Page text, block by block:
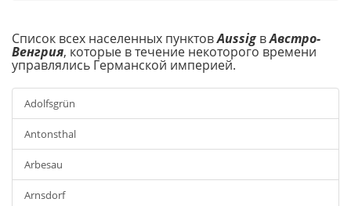
Список всех населенных пунктовAussigвАвстро-
Венгрия, которые в течение некоторого времени
управлялись Германской империей.
Adolfsgrün
Antonsthal
Arbesau
Arnsdorf